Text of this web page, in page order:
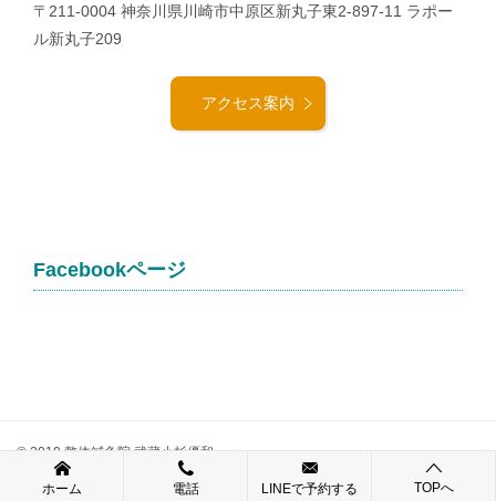
〒211-0004 神奈川県川崎市中原区新丸子東2-897-11 ラポー
ル新丸子209
アクセス案内
Facebookページ
© 2019 整体鍼灸院 武蔵小杉優和
ホーム 電話 LINEで予約する TOPへ